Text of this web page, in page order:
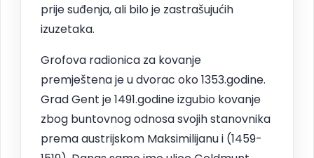
prije suđenja, ali bilo je zastrašujućih
izuzetaka.
Grofova radionica za kovanje
premještena je u dvorac oko 1353.godine.
Grad Gent je 1491.godine izgubio kovanje
zbog buntovnog odnosa svojih stanovnika
prema austrijskom Maksimilijanu i (1459-